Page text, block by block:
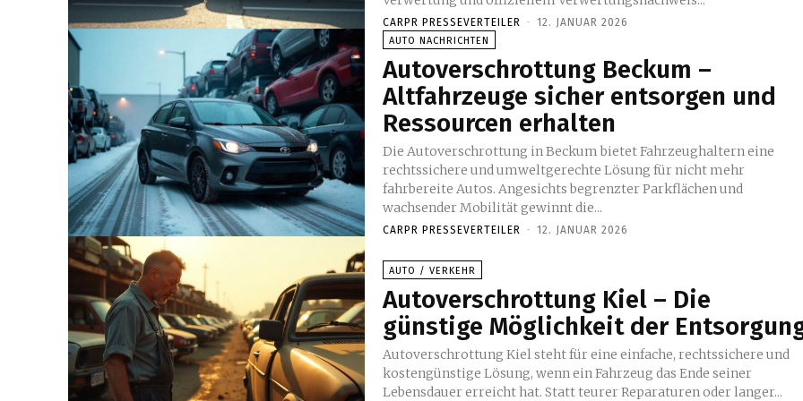
CARPR PRESSEVERTEILER - 12. JANUAR 2026
AUTO NACHRICHTEN
Autoverschrottung Beckum –
Altfahrzeuge sicher entsorgen und
Ressourcen erhalten
Die Autoverschrottung in Beckum bietet Fahrzeughaltern eine
rechtssichere und umweltgerechte Lösung für nicht mehr
fahrbereite Autos. Angesichts begrenzter Parkflächen und
wachsender Mobilität gewinnt die...
CARPR PRESSEVERTEILER - 12. JANUAR 2026
AUTO / VERKEHR
Autoverschrottung Kiel – Die
günstige Möglichkeit der
Autoverschrottung Kiel steht für eine einfache, rechtssichere und
kostengünstige Lösung, wenn ein Fahrzeug das Ende seiner
Lebensdauer erreicht hat. Statt teurer Reparaturen oder langer...